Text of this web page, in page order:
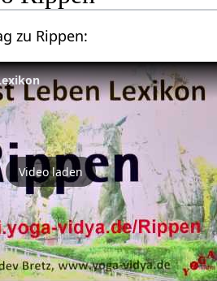
Hier ein kurzer Vortrag zu Rippen‏‎:
Video laden